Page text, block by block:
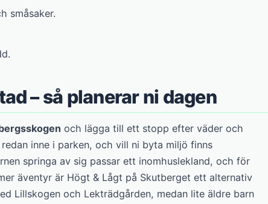
småsaker.
– så planerar ni dagen
och lägga till ett stopp efter väder och
inne i parken, och vill ni byta miljö finns
springa av sig passar ett inomhuslekland, och för
äventyr är Högt & Lågt på Skutberget ett alternativ
Lillskogen och Lekträdgården, medan lite äldre barn